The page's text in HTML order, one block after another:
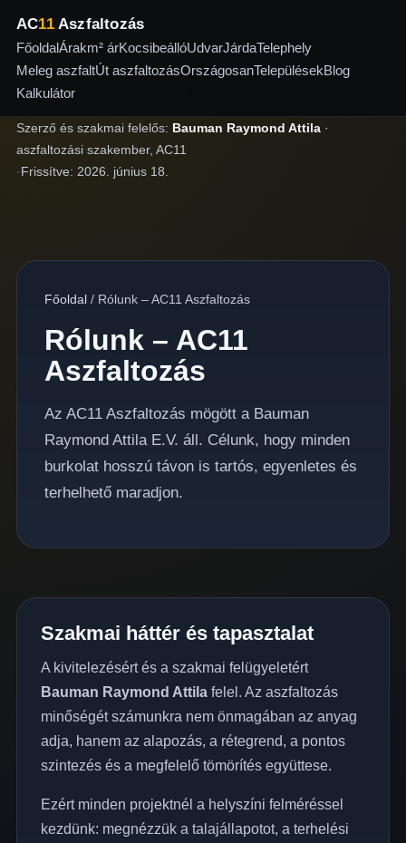
AC11Aszfaltozás
FőoldalÁrakm² árKocsibeállóUdvarJárdaTelephely
Meleg aszfaltÚt aszfaltozásOrszágosanTelepülésekBlog
Kalkulátor
Szerző és szakmai felelős: Bauman Raymond Attila·
aszfaltozási szakember, AC11
·Frissítve: 2026. június 18.
Főoldal/ Rólunk – AC11 Aszfaltozás
Rólunk – AC11
Aszfaltozás
Az AC11 Aszfaltozás mögött a Bauman
Raymond Attila E.V. áll. Célunk, hogy minden
burkolat hosszú távon is tartós, egyenletes és
terhelhető maradjon.
Szakmai háttér és tapasztalat
A kivitelezésért és a szakmai felügyeletért
Bauman Raymond Attilafelel. Az aszfaltozás
minőségét számunkra nem önmagában az anyag
adja, hanem az alapozás, a rétegrend, a pontos
szintezés és a megfelelő tömörítés együttese.
Ezért minden projektnél a helyszíni felméréssel
kezdünk: megnézzük a talajállapotot, a terhelési